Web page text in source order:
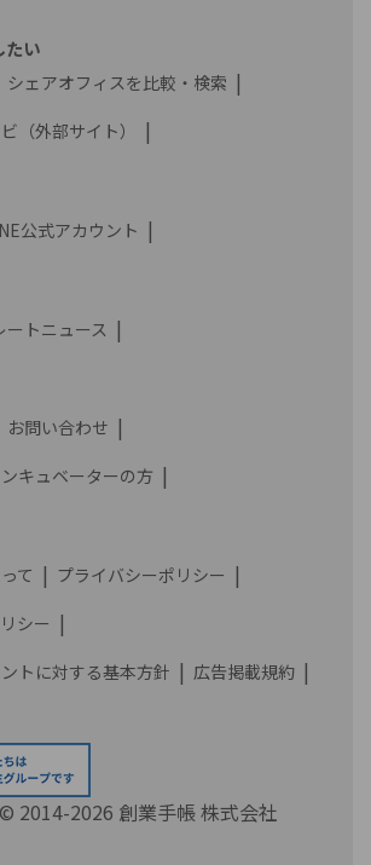
たい
シェアオフィスを比較・検索
（外部サイト）
公式アカウント
ートニュース
お問い合わせ
キュベーターの方
て
プライバシーポリシー
シー
トに対する基本方針
広告掲載規約
2014-2026 創業手帳 株式会社